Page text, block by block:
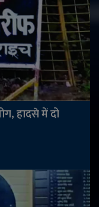
हादसे में दो